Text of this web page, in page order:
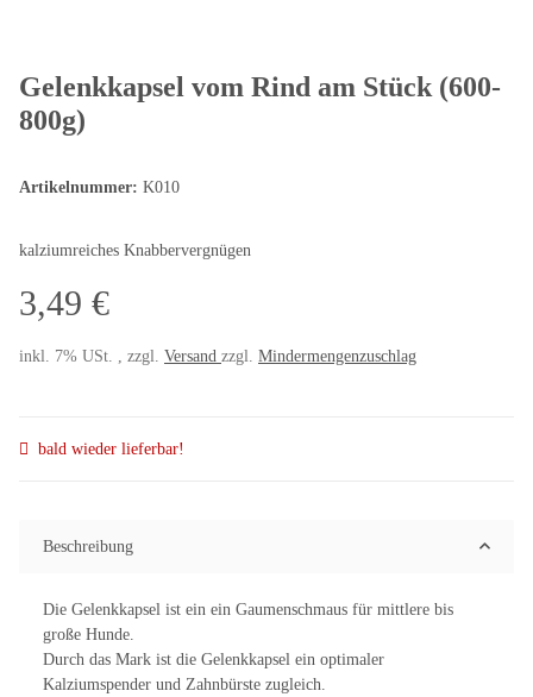
Gelenkkapsel vom Rind am Stück (600-
800g)
Artikelnummer: K010
kalziumreiches Knabbervergnügen
3,49 €
inkl. 7% USt. , zzgl. Versand zzgl. Mindermengenzuschlag
bald wieder lieferbar!
Beschreibung
Die Gelenkkapsel ist ein ein Gaumenschmaus für mittlere bis
große Hunde.
Durch das Mark ist die Gelenkkapsel ein optimaler
Kalziumspender und Zahnbürste zugleich.